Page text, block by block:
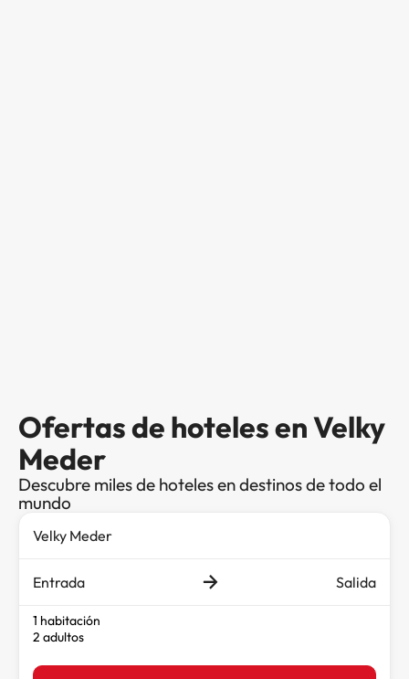
Ofertas de hoteles en Velky
Meder
Descubre miles de hoteles en destinos de todo el
mundo
Entrada Salida
1 habitación
2 adultos